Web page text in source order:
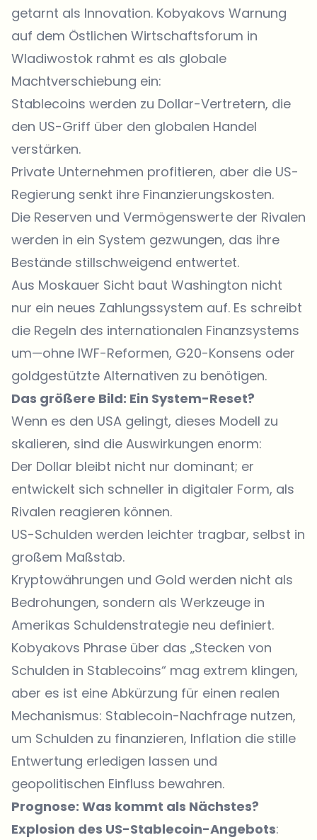
getarnt als Innovation. Kobyakovs Warnung
auf dem Östlichen Wirtschaftsforum in
Wladiwostok rahmt es als globale
Machtverschiebung ein:
Stablecoins werden zu Dollar-Vertretern, die
den US-Griff über den globalen Handel
verstärken.
Private Unternehmen profitieren, aber die US-
Regierung senkt ihre Finanzierungskosten.
Die Reserven und Vermögenswerte der Rivalen
werden in ein System gezwungen, das ihre
Bestände stillschweigend entwertet.
Aus Moskauer Sicht baut Washington nicht
nur ein neues Zahlungssystem auf. Es schreibt
die Regeln des internationalen Finanzsystems
um—ohne IWF-Reformen, G20-Konsens oder
goldgestützte Alternativen zu benötigen.
Das größere Bild: Ein System-Reset?
Wenn es den USA gelingt, dieses Modell zu
skalieren, sind die Auswirkungen enorm:
Der Dollar bleibt nicht nur dominant; er
entwickelt sich schneller in digitaler Form, als
Rivalen reagieren können.
US-Schulden werden leichter tragbar, selbst in
großem Maßstab.
Kryptowährungen und Gold werden nicht als
Bedrohungen, sondern als Werkzeuge in
Amerikas Schuldenstrategie neu definiert.
Kobyakovs Phrase über das „Stecken von
Schulden in Stablecoins“ mag extrem klingen,
aber es ist eine Abkürzung für einen realen
Mechanismus: Stablecoin-Nachfrage nutzen,
um Schulden zu finanzieren, Inflation die stille
Entwertung erledigen lassen und
geopolitischen Einfluss bewahren.
Prognose: Was kommt als Nächstes?
Explosion des US-Stablecoin-Angebots: